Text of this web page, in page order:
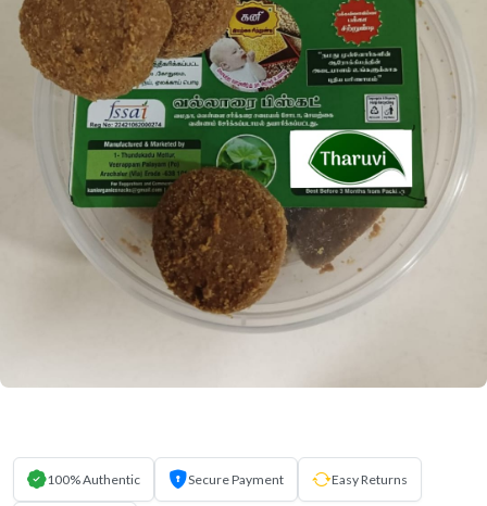
100% Authentic Secure Payment Easy Returns